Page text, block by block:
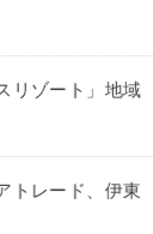
リゾート」地域
トレード、伊東